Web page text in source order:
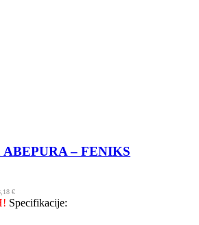
ABEPURA – FENIKS
€
Specifikacije: